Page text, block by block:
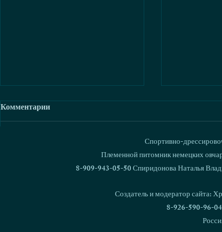
Zloy Killer Ruizhaia Bestia x
Love &
& Spirit
Комментарии
Спортивно-
Племенной питомник немецких
8-909-943-05-50 Спиридонова Наталья
Создатель и модератор сайта:
8-926-590-96-